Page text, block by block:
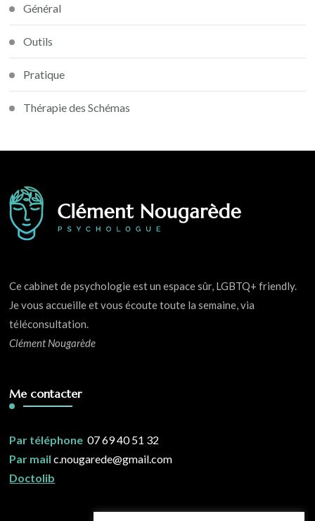
Général
Outils
Pratique
Thérapie des Schémas
Ce cabinet de psychologie est un espace sûr, LGBTQ+ friendly.
Je vous accueille et vous écoute toute la semaine, via
téléconsultation.
Clément Nougarède
Me contacter
Par téléphone 07 69 40 51 32
Par mail c.nougarede@gmail.com
Doctolib